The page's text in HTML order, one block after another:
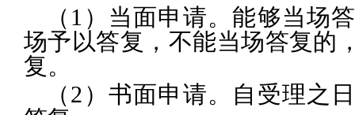
（1）当面申请。能够当场
场予以答复，不能当场答复的
复。
（2）书面申请。自受理之